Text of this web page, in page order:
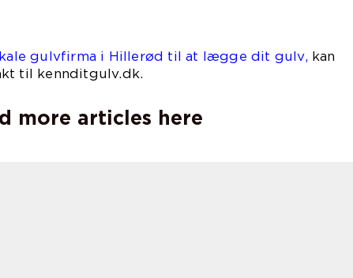
gulvfirma i Hillerød til at lægge dit gulv, kan
til kennditgulv.dk.
more articles here